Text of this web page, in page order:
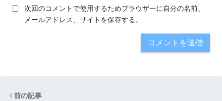
次回のコメントで使用するためブラウザーに自分の名前、
メールアドレス、サイトを保存する。
前の記事